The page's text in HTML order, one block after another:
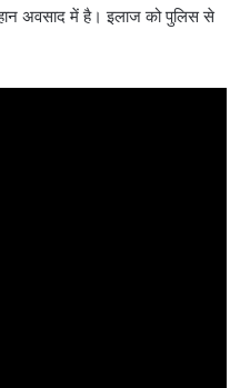
अवसाद में है। इलाज को पुलिस से